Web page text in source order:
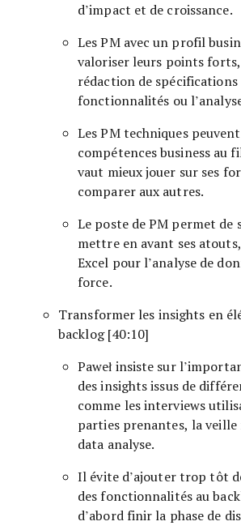
d’impact et de croissance.
Les PM avec un profil
valoriser leurs points
rédaction de spécifications
fonctionnalités ou
Les PM techniques
compétences business au
vaut mieux jouer sur ses
comparer aux autres.
Le poste de PM permet de
mettre en avant ses
Excel pour l’analyse de
force.
Transformer les insights en
backlog [40:10]
Paweł insiste sur
des insights issus de
comme les interviews
parties prenantes, la veille
data analyse.
Il évite d’ajouter trop tôt
des fonctionnalités au
d’abord finir la phase de